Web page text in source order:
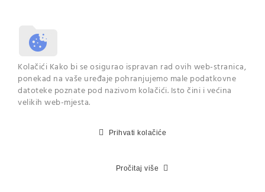
načinu na koji se koriste Vaši podaci na poveznici.
Kolačići Kako bi se osigurao ispravan rad ovih web-stranica,
ponekad na vaše uređaje pohranjujemo male podatkovne
datoteke poznate pod nazivom kolačići. Isto čini i većina
velikih web-mjesta.
Prihvati kolačiće
Pročitaj više